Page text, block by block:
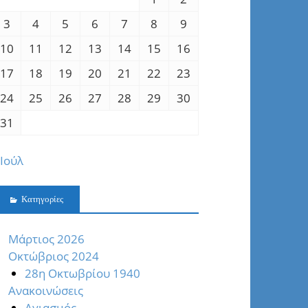
3
4 5 6 7 8
9
10
11 12 13 14 15
16
17
18 19 20 21 22
23
24
25 26 27 28 29
30
31
Kατηγορίες
Mάρτιος 2026
Oκτώβριος 2024
28η Οκτωβρίου 1940
Ανακοινώσεις